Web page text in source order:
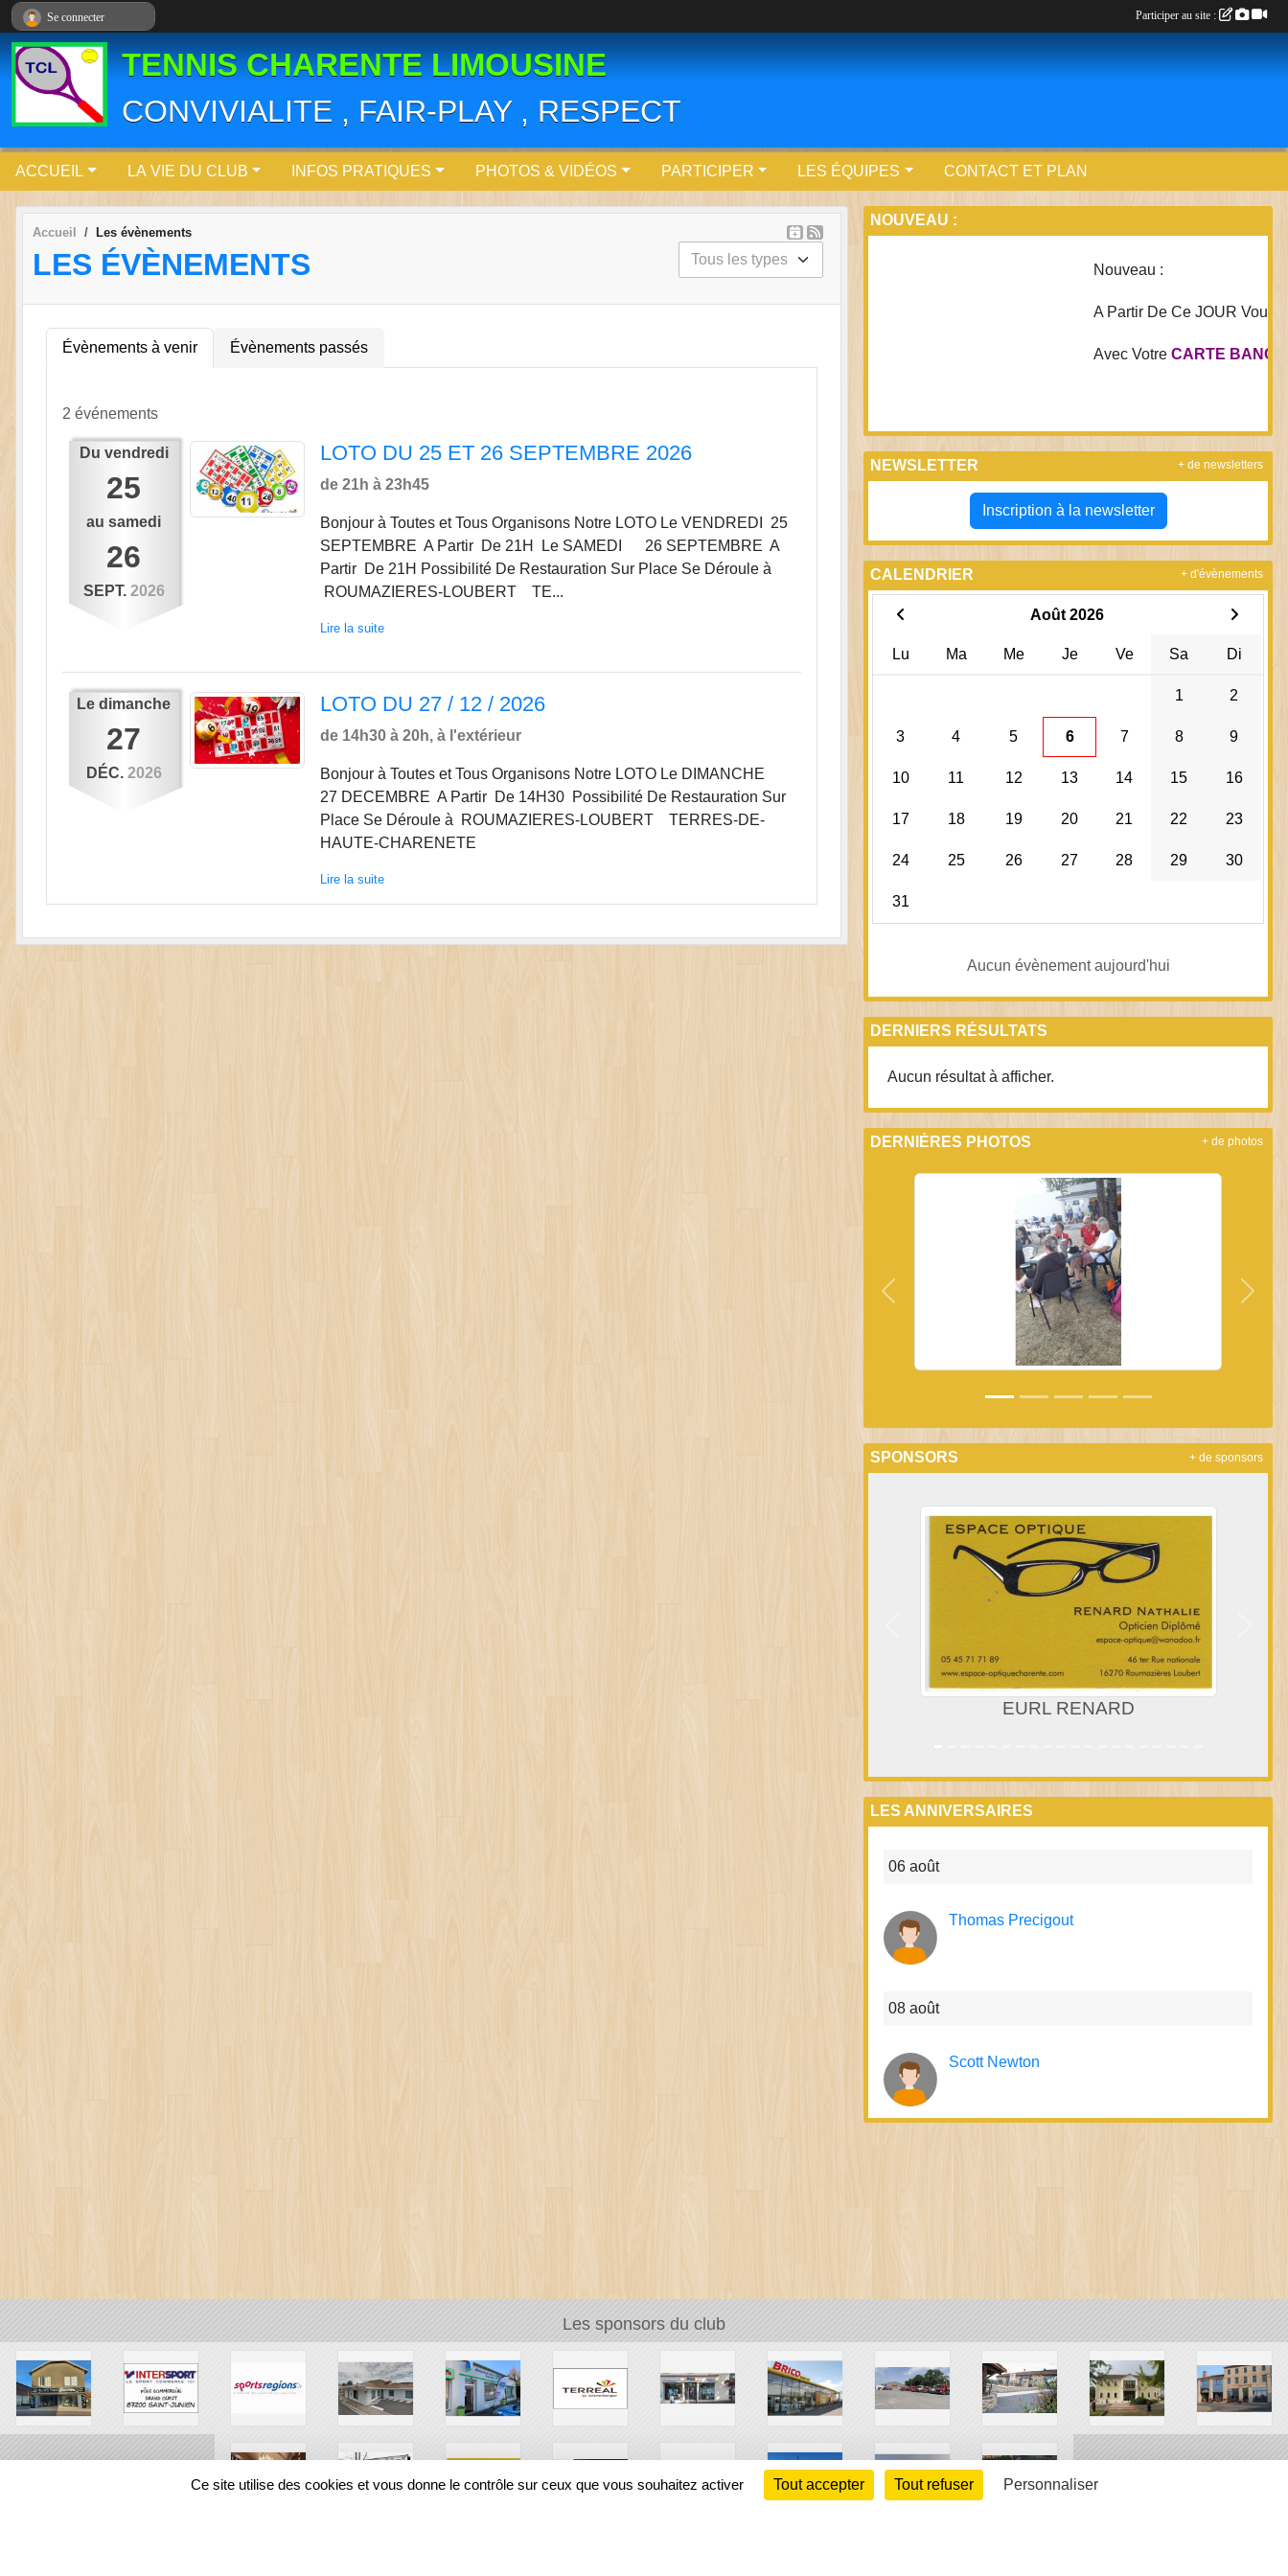
TENNIS CHARENTE LIMOUSINE
CONVIVIALITE , FAIR-PLAY , RESPECT
ACCUEIL LA VIE DU CLUB INFOS PRATIQUES PHOTOS & VIDÉOS PARTICIPER LES ÉQUIPES CONTACT ET PLAN
Accueil Les évènements
LES ÉVÈNEMENTS
Évènements à venir Évènements passés
2 événements
Du vendredi
25
ausamedi
26
SEPT. 2026
LOTO DU 25 ET 26 SEPTEMBRE 2026
de 21h à 23h45
Bonjour à Toutes et Tous Organisons Notre LOTO Le VENDREDI 25
SEPTEMBRE A Partir De 21H Le SAMEDI 26 SEPTEMBRE A
Partir De 21H Possibilité De Restauration Sur Place Se Déroule à
ROUMAZIERES-LOUBERT TE...
Lire la suite
Ledimanche
27
DÉC. 2026
LOTO DU 27 / 12 / 2026
de 14h30 à 20h, à l'extérieur
Bonjour à Toutes et Tous Organisons Notre LOTO Le DIMANCHE
27 DECEMBRE A Partir De 14H30 Possibilité De Restauration Sur
Place Se Déroule à ROUMAZIERES-LOUBERT TERRES-DE-
HAUTE-CHARENETE
Lire la suite
NOUVEAU :
Nouveau :
A Partir De Ce JOUR Vous
Avec VotreCARTE
NEWSLETTER
Inscription à la newsletter
+ de newsletters
CALENDRIER
Août 2026
Lu Ma Me Je Ve Sa Di
1 2
3 4 5 6 7 8 9
10 11 12 13 14 15 16
17 18 19 20 21 22 23
24 25 26 27 28 29 30
31
Aucun évènement aujourd'hui
+ d'évènements
DERNIERS RÉSULTATS
Aucun résultat à afficher.
DERNIÈRES PHOTOS
Précedent
+ de photos
SPONSORS
MUTUELLE DE POITIERS
+ de sponsors
LES ANNIVERSAIRES
06 août
Thomas Precigout
08 août
Scott Newton
Les sponsors du club
Se connecter Participer au site :
Panneau de gestion des cookies
Ce site utilise des cookies et vous donne le contrôle sur ceux que vous souhaitez activer Tout accepter Tout refuser Personnaliser